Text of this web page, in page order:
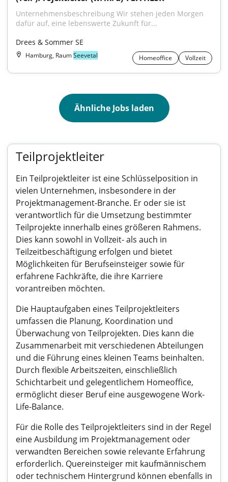
Unternehmensbeschreibung Wir stehen jeden Morgen
dafür auf, eine lebenswerte Zukunft für...
Drees & Sommer SE
Hamburg, RaumSeevetal Homeoffice Vollzeit
Ähnliche Jobs laden
Teilprojektleiter
Ein Teilprojektleiter ist eine Schlüsselposition in
vielen Unternehmen, insbesondere in der
Projektmanagement-Branche. Er oder sie ist
verantwortlich für die Umsetzung bestimmter
Teilprojekte innerhalb eines größeren Rahmens.
Dies kann sowohl in Vollzeit- als auch in
Teilzeitbeschäftigung erfolgen und bietet
Möglichkeiten für Berufseinsteiger sowie für
erfahrene Fachkräfte, die ihre Karriere
vorantreiben möchten.
Die Hauptaufgaben eines Teilprojektleiters
umfassen die Planung, Koordination und
Überwachung von Teilprojekten. Dies kann die
Zusammenarbeit mit verschiedenen Abteilungen
und die Führung eines kleinen Teams beinhalten.
Durch flexible Arbeitszeiten, einschließlich
Schichtarbeit und gelegentlichem Homeoffice,
ermöglicht dieser Beruf eine ausgewogene Work-
Life-Balance.
Für die Rolle des Teilprojektleiters sind in der Regel
eine Ausbildung im Projektmanagement oder
verwandten Bereichen sowie relevante Erfahrung
erforderlich. Quereinsteiger mit kaufmännischem
oder technischem Hintergrund können ebenfalls in